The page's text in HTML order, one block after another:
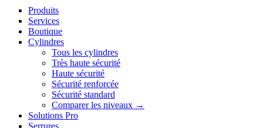
Produits
Services
Boutique
Cylindres
Tous les cylindres
Très haute sécurité
Haute sécurité
Sécurité renforcée
Sécurité standard
Comparer les niveaux →
Solutions Pro
Serrures